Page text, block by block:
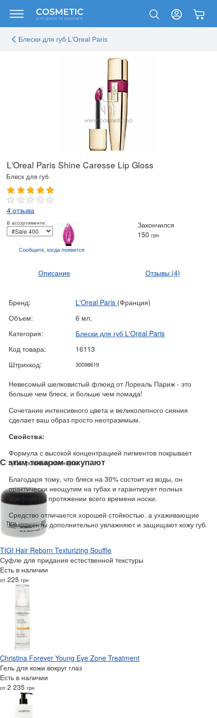
Блески для губ L'Oreal Paris
L'Oreal Paris Shine Caresse Lip Gloss
Блеск для губ
4 отзыва
В ассортименте:
Закончился
150 грн
Сообщите, когдапоявится
Описание Отзывы (4)
Бренд: L'Oreal Paris (Франция)
Объем:
6 мл.
Категория:
Блески для губ L'Oreal Paris
Код товара:
16113
Штрихкод:
30098619
Невесомый шелковистый флюид от Лореаль Париж - это
больше чем блеск, и больше чем помада!
Сочетание интенсивного цвета и великолепного сияния
сделает ваш образ просто неотразимым.
Свойства:
Формула с высокой концентрацией пигментов покрывает
губы ровным глянцем.
Благодаря тому, что блеск на 30% состоит из воды, он
практически неощутим на губах и гарантирует полных
комфорт на протяжении всего времени носки.
Средство отличается хорошей стойкостью. а ухаживающие
компоненты дополнительно увлажняют и защищают кожу губ.
С этим товаром покупают
TIGI Hair Reborn Texturizing Souffle
Суфле для придания естественной текстуры
Есть в наличии
от 225 грн
Christina Forever Young Eye Zone Treatment
Гель для кожи вокруг глаз
Есть в наличии
от 2 235 грн